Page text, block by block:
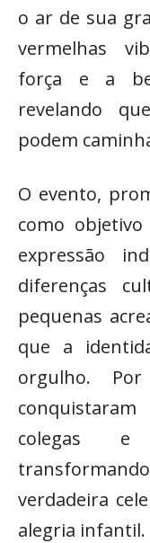
o ar de sua
vermelhas
força e a
revelando
podem
O evento,
como
expressão
diferenças
pequenas
que a
orgulho.
colegas e
verdadeira
alegria infantil.